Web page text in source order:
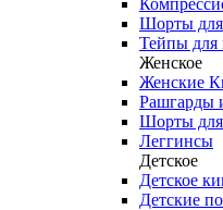
Шорты
Тейпы для
Женское
Женские
Рашгарды
Шорты для
Леггинсы
Детское
Детское
Детские